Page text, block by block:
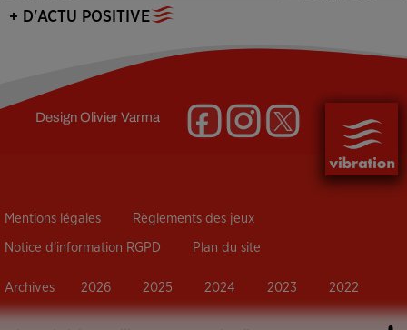
+ D'ACTU POSITIVE
DesignOlivier Varma
Mentions légales Règlements des jeux
Notice d’information RGPD Plan du site
Archives 2026 2025 2024 2023 2022